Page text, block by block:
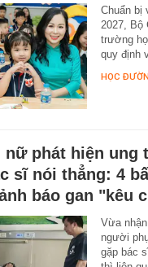
Chuẩn bị
2027, Bộ
trường
quy định
HỌC
nữ phát hiện ung
sĩ nói thẳng: 4
báo gan "kêu
Vừa
người
gặp bác